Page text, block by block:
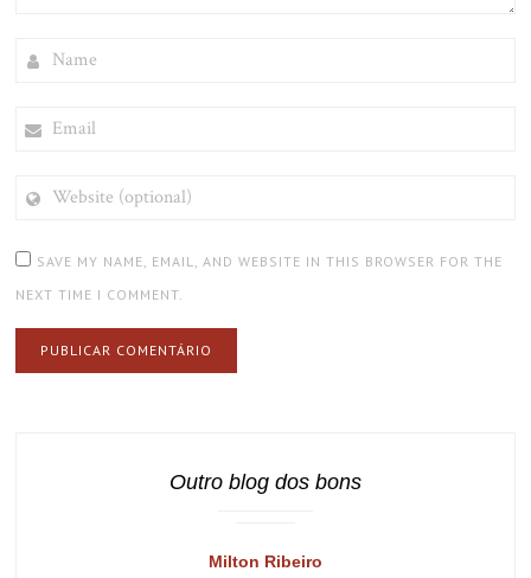
(OPTIONAL)
SAVE MY NAME, EMAIL, AND WEBSITE IN THIS BROWSER FOR THE
NEXT TIME I COMMENT.
Outro blog dos bons
Milton Ribeiro